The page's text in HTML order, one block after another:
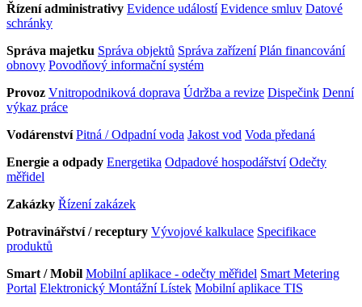
Řízení administrativy Evidence událostí Evidence smluv Datové
schránky
Správa majetku Správa objektů Správa zařízení Plán financování
obnovy Povodňový informační systém
Provoz Vnitropodniková doprava Údržba a revize Dispečink Denní
výkaz práce
Vodárenství Pitná / Odpadní voda Jakost vod Voda předaná
Energie a odpady Energetika Odpadové hospodářství Odečty
měřidel
Zakázky Řízení zakázek
Potravinářství / receptury Vývojové kalkulace Specifikace
produktů
Smart / Mobil Mobilní aplikace - odečty měřidel Smart Metering
Portal Elektronický Montážní Lístek Mobilní aplikace TIS